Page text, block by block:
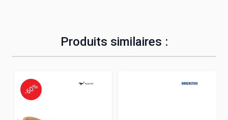
Produits similaires :
-60%